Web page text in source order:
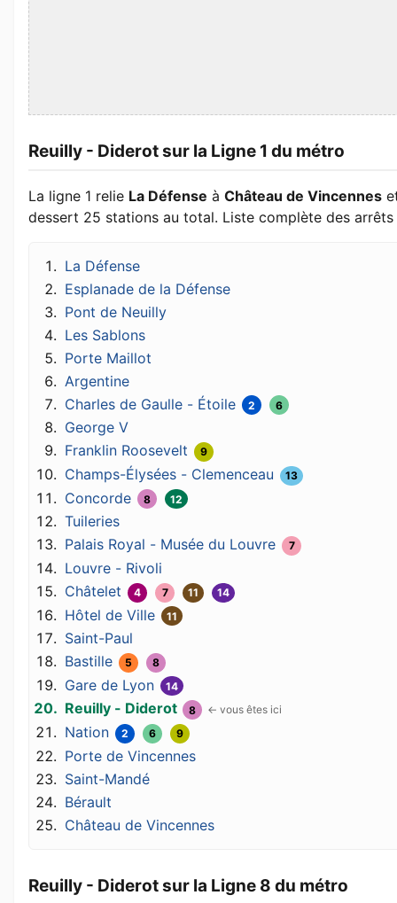
Reuilly - Diderot sur la Ligne 1 du métro
La ligne 1 relie La Défense à Château de Vincennes
dessert 25 stations au total. Liste complète des arrêts
La Défense
Esplanade de la Défense
Pont de Neuilly
Les Sablons
Porte Maillot
Argentine
Charles de Gaulle - Étoile
2 6
George V
Franklin Roosevelt
9
Champs-Élysées - Clemenceau 13
Concorde 8 12
Tuileries
Palais Royal - Musée du Louvre
7
Louvre - Rivoli
Châtelet
4 7 11 14
Hôtel de Ville 11
Saint-Paul
Bastille
5 8
Gare de Lyon 14
Reuilly - Diderot 8
Nation 2 6 9
Porte de Vincennes
Saint-Mandé
Bérault
Château de Vincennes
Reuilly - Diderot sur la Ligne 8 du métro